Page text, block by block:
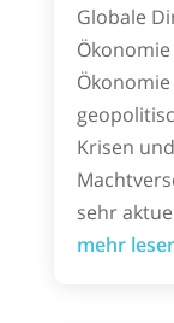
Globale
Krisen
sehr
mehr